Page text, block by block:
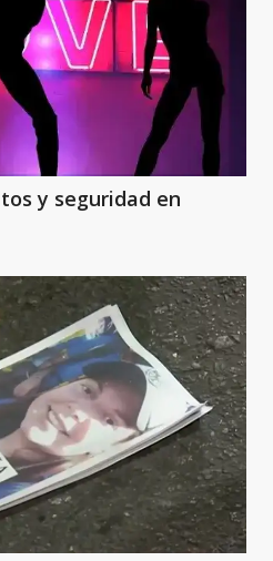
y seguridad en